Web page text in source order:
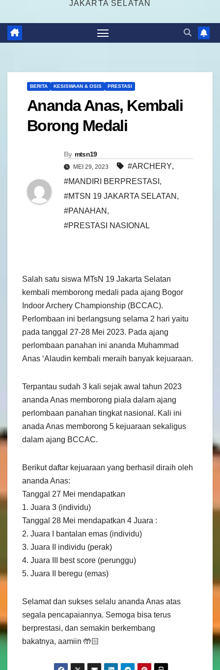
JAKARTA SELATAN
BERITA KESISWAAN & OSIS PRESTASI
Ananda Anas, Kembali
Borong Medali
By mtsn19
MEI 29, 2023 #ARCHERY,
#MANDIRI BERPRESTASI ,
#MTSN 19 JAKARTA SELATAN ,
#PANAHAN ,
#PRESTASI NASIONAL
Salah satu siswa MTsN 19 Jakarta Selatan
kembali memborong medali pada ajang Bogor
Indoor Archery Championship (BCCAC).
Perlombaan ini berlangsung selama 2 hari yaitu
pada tanggal 27-28 Mei 2023. Pada ajang
perlombaan panahan ini ananda Muhammad
Anas ‘Alaudin kembali meraih banyak kejuaraan.
Terpantau sudah 3 kali sejak awal tahun 2023
ananda Anas memborong piala dalam ajang
perlombaan panahan tingkat nasional. Kali ini
anada Anas memborong 5 kejuaraan sekaligus
dalam ajang BCCAC.
Berikut daftar kejuaraan yang berhasil diraih oleh
ananda Anas:
Tanggal 27 Mei mendapatkan
1. Juara 3 (individu)
Tanggal 28 Mei mendapatkan 4 Juara :
2. Juara I bantalan emas (individu)
3. Juara II individu (perak)
4. Juara III best score (perunggu)
5. Juara II beregu (emas)
Selamat dan sukses selalu ananda Anas atas
segala pencapaiannya. Semoga bisa terus
berprestasi, dan semakin berkembang
bakatnya, aamiin 🤲🏻